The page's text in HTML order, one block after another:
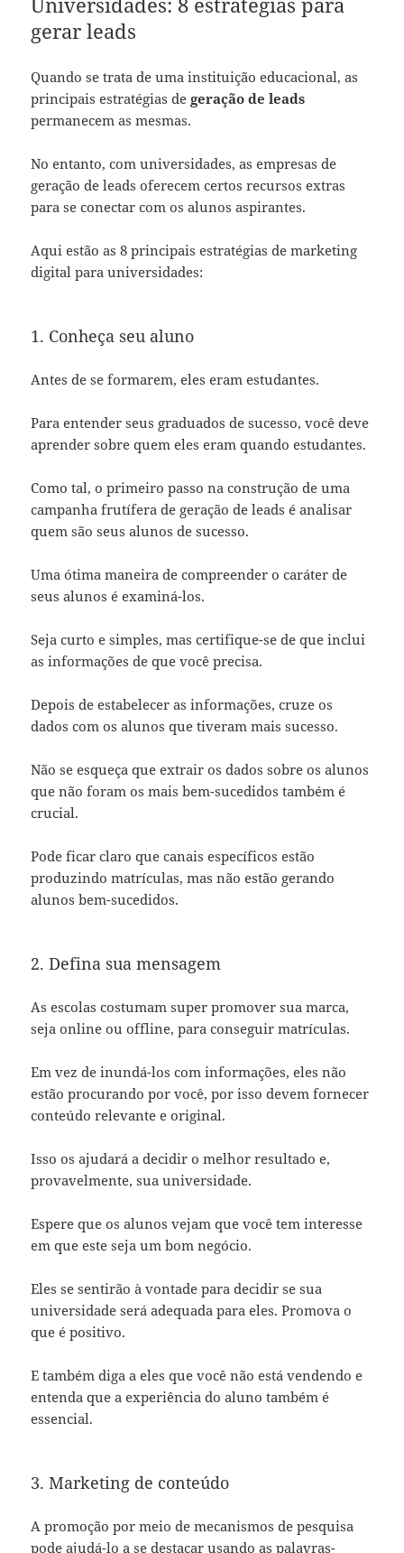
gerar leads
Quando se trata de uma instituição educacional, as
principais estratégias degeração de leads
permanecem as mesmas.
No entanto, com universidades, as empresas de
geração de leads oferecem certos recursos extras
para se conectar com os alunos aspirantes.
Aqui estão as 8 principais estratégias de marketing
digital para universidades:
1. Conheça seu aluno
Antes de se formarem, eles eram estudantes.
Para entender seus graduados de sucesso, você deve
aprender sobre quem eles eram quando estudantes.
Como tal, o primeiro passo na construção de uma
campanha frutífera de geração de leads é analisar
quem são seus alunos de sucesso.
Uma ótima maneira de compreender o caráter de
seus alunos é examiná-los.
Seja curto e simples, mas certifique-se de que inclui
as informações de que você precisa.
Depois de estabelecer as informações, cruze os
dados com os alunos que tiveram mais sucesso.
Não se esqueça que extrair os dados sobre os alunos
que não foram os mais bem-sucedidos também é
crucial.
Pode ficar claro que canais específicos estão
produzindo matrículas, mas não estão gerando
alunos bem-sucedidos.
2. Defina sua mensagem
As escolas costumam super promover sua marca,
seja online ou offline, para conseguir matrículas.
Em vez de inundá-los com informações, eles não
estão procurando por você, por isso devem fornecer
conteúdo relevante e original.
Isso os ajudará a decidir o melhor resultado e,
provavelmente, sua universidade.
Espere que os alunos vejam que você tem interesse
em que este seja um bom negócio.
Eles se sentirão à vontade para decidir se sua
universidade será adequada para eles. Promova o
que é positivo.
E também diga a eles que você não está vendendo e
entenda que a experiência do aluno também é
essencial.
3. Marketing de conteúdo
A promoção por meio de mecanismos de pesquisa
pode ajudá-lo a se destacar usando as palavras-